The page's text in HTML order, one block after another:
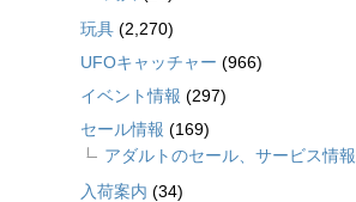
玩具 (2,270)
UFOキャッチャー (966)
イベント情報 (297)
セール情報 (169)
アダルトのセール、サービス情報
入荷案内 (34)